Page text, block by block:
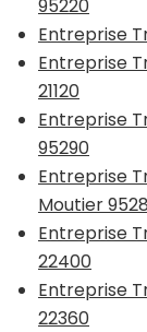
95220
Entreprise
Entreprise
21120
Entreprise
95290
Entreprise
Moutier
Entreprise
22400
Entreprise
22360